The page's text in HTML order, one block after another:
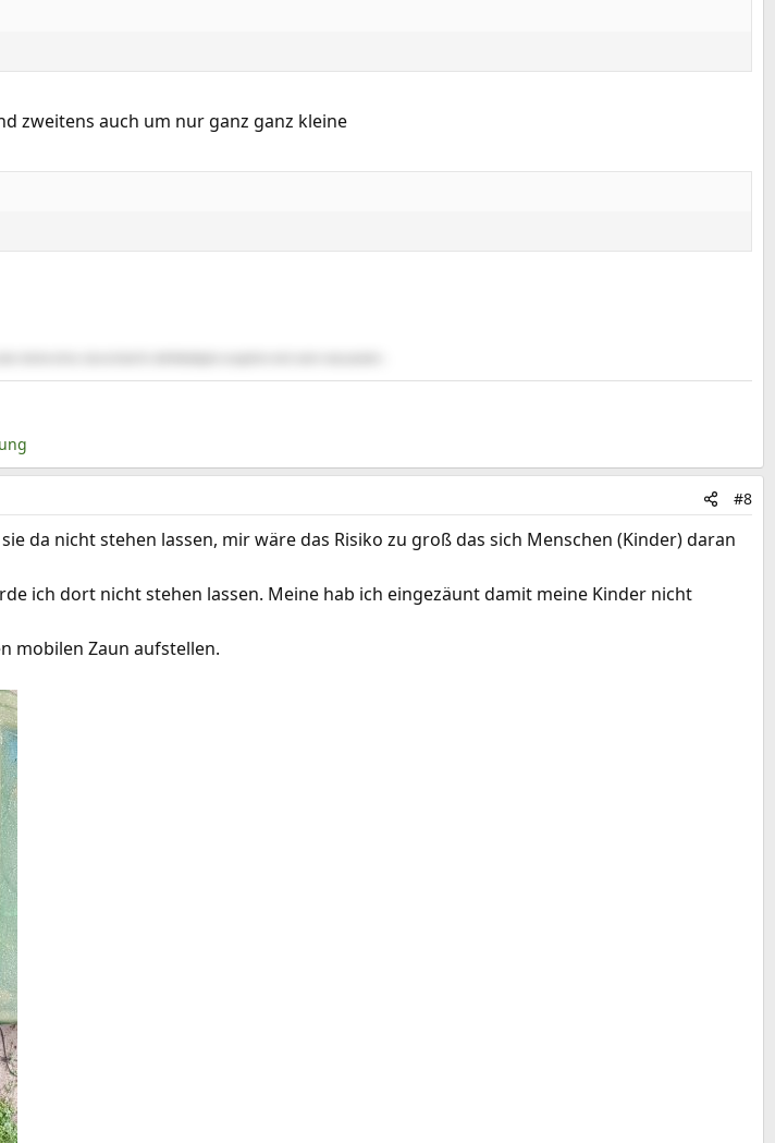
zweitens auch um nur ganz ganz kleine
#8
da nicht stehen lassen, mir wäre das Risiko zu groß das sich Menschen (Kinder) daran
ich dort nicht stehen lassen. Meine hab ich eingezäunt damit meine Kinder nicht
mobilen Zaun aufstellen.